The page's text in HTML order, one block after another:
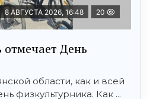
8 АВГУСТА 2026, 16:48 20
отмечает День
области, как и всей
физкультурника. Как ...